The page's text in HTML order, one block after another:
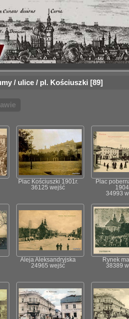
/ ulice/ pl. Kościuszki 89
Plac Kościuszki 1901r.
36125 wejść
Plac
34993
Aleja Aleksandryjska
24965 wejść
Rynek
38389